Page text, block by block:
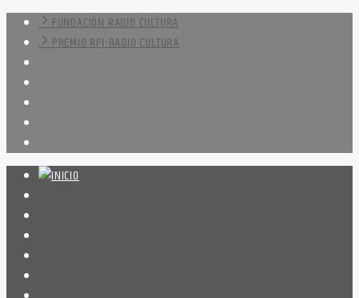
FUNDACIÓN RADIO CULTURA
PREMIO RFI-RADIO CULTURA